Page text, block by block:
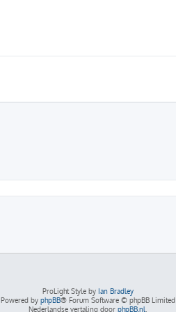
ProLight Style by Ian Bradley
Powered by phpBB® Forum Software © phpBB Limited
Nederlandse vertaling door phpBB.nl